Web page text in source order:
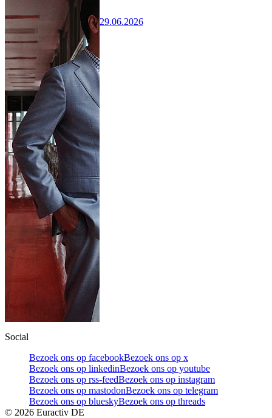
29.06.2026
Social
Bezoek ons op facebookBezoek ons op x
Bezoek ons op linkedinBezoek ons op youtube
Bezoek ons op rss-feedBezoek ons op instagram
Bezoek ons op mastodonBezoek ons op telegram
Bezoek ons op blueskyBezoek ons op threads
© 2026 Euractiv DE